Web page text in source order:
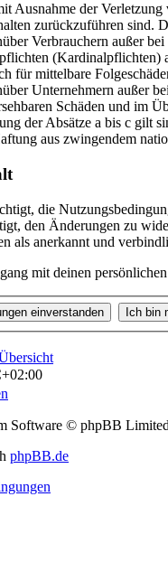
Ausnahme der
zurückzuführen sind.
Verbrauchern außer
(Kardinalpflichten)
für mittelbare
Unternehmern außer
Schäden und im
der Absätze a bis c gilt
aus zwingendem
die
den Änderungen zu
als anerkannt und
mit deinen
Software © phpBB Limited
phpBB.de